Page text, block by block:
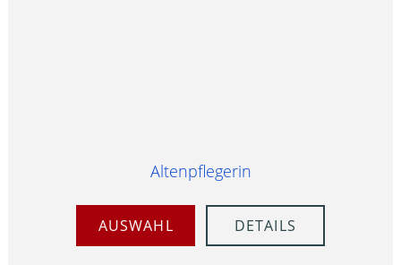
Altenpflegerin
AUSWAHL DETAILS